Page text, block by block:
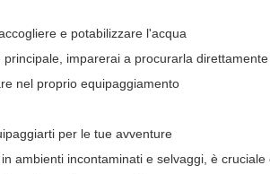
e potabilizzare l'acqua
principale, imparerai a procurarla
nel proprio equipaggiamento
per le tue avventure
ambienti incontaminati e selvaggi, è